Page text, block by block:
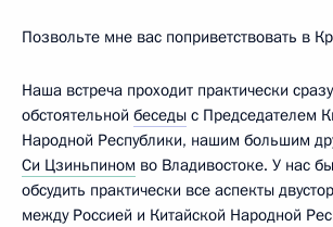
Позвольте мне вас поприветствовать в
Наша встреча проходит практически
обстоятельной беседы с Председателем
Народной Республики, нашим большим
Си Цзиньпином во Владивостоке. У нас
обсудить практически все аспекты
между Россией и Китайской Народной